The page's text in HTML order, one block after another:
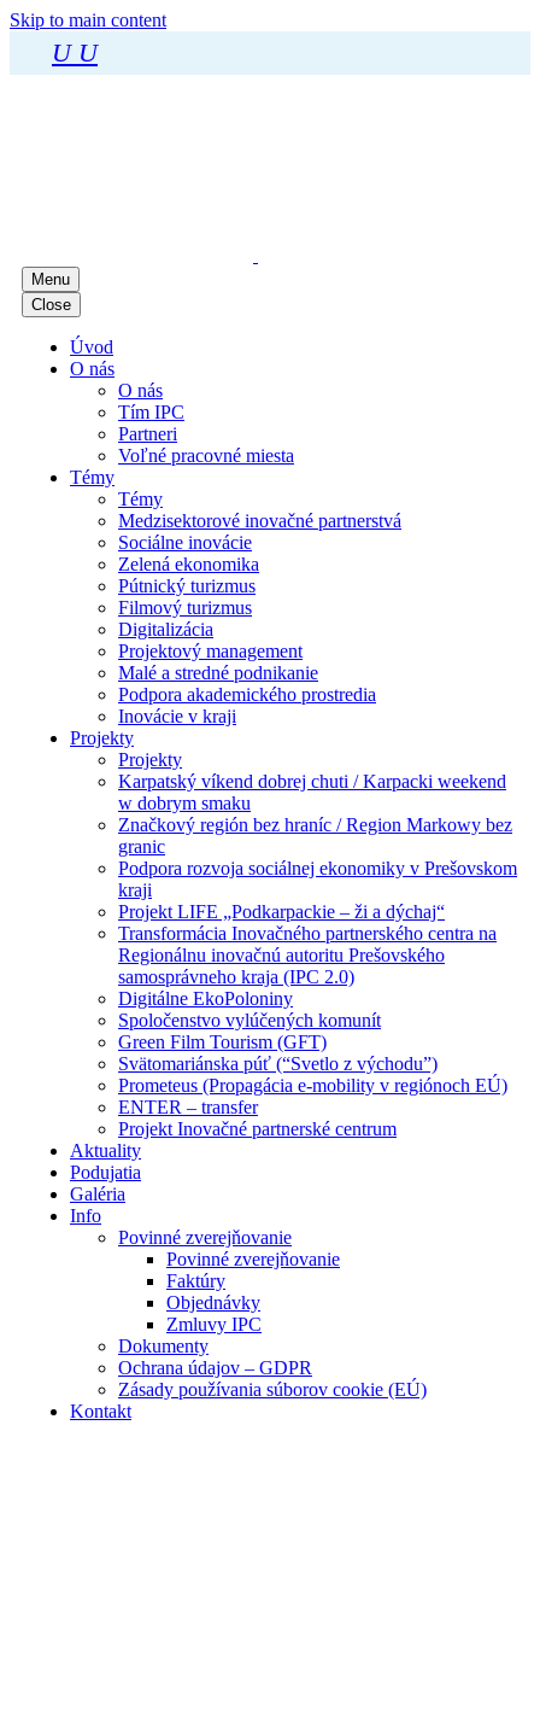
Skip to main content
U U
Menu
Close
Úvod
O nás
O nás
Tím IPC
Partneri
Voľné pracovné miesta
Témy
Témy
Medzisektorové inovačné partnerstvá
Sociálne inovácie
Zelená ekonomika
Pútnický turizmus
Filmový turizmus
Digitalizácia
Projektový management
Malé a stredné podnikanie
Podpora akademického prostredia
Inovácie v kraji
Projekty
Projekty
Karpatský víkend dobrej chuti / Karpacki weekend
w dobrym smaku
Značkový región bez hraníc / Region Markowy bez
granic
Podpora rozvoja sociálnej ekonomiky v Prešovskom
kraji
Projekt LIFE „Podkarpackie – ži a dýchaj“
Transformácia Inovačného partnerského centra na
Regionálnu inovačnú autoritu Prešovského
samosprávneho kraja (IPC 2.0)
Digitálne EkoPoloniny
Spoločenstvo vylúčených komunít
Green Film Tourism (GFT)
Svätomariánska púť (“Svetlo z východu”)
Prometeus (Propagácia e-mobility v regiónoch EÚ)
ENTER – transfer
Projekt Inovačné partnerské centrum
Aktuality
Podujatia
Galéria
Info
Povinné zverejňovanie
Povinné zverejňovanie
Faktúry
Objednávky
Zmluvy IPC
Dokumenty
Ochrana údajov – GDPR
Zásady používania súborov cookie (EÚ)
Kontakt